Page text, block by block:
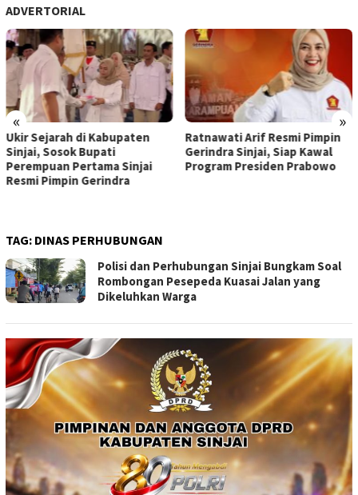
ADVERTORIAL
« »
Ukir Sejarah di Kabupaten
Sinjai, Sosok Bupati
Perempuan Pertama Sinjai
Resmi Pimpin Gerindra
Ratnawati Arif Resmi Pimpin
Gerindra Sinjai, Siap Kawal
Program Presiden Prabowo
TAG: DINAS PERHUBUNGAN
Polisi dan Perhubungan Sinjai Bungkam Soal
Rombongan Pesepeda Kuasai Jalan yang
Dikeluhkan Warga